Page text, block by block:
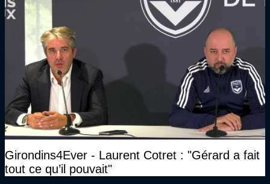
Girondins4Ever - Laurent Cotret : "Gérard a fait
tout ce qu’il pouvait"